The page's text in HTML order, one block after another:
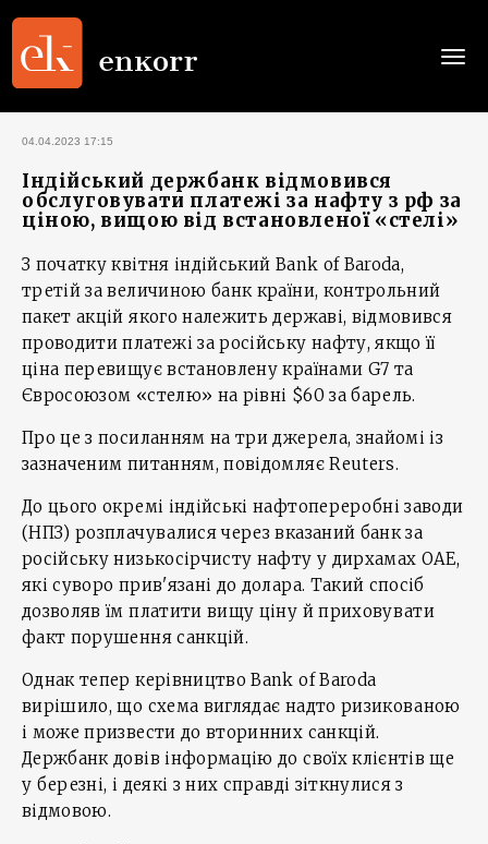
04.04.2023 17:15
Індійський держбанк відмовився
обслуговувати платежі за нафту з рф за
ціною, вищою від встановленої «стелі»
З початку квітня індійський Bank of Baroda,
третій за величиною банк країни, контрольний
пакет акцій якого належить державі, відмовився
проводити платежі за російську нафту, якщо її
ціна перевищує встановлену країнами G7 та
Євросоюзом «стелю» на рівні $60 за барель.
Про це з посиланням на три джерела, знайомі із
зазначеним питанням, повідомляє Reuters.
До цього окремі індійські нафтопереробні заводи
(НПЗ) розплачувалися через вказаний банк за
російську низькосірчисту нафту у дирхамах ОАЕ,
які суворо прив'язані до долара. Такий спосіб
дозволяв їм платити вищу ціну й приховувати
факт порушення санкцій.
Однак тепер керівництво Bank of Baroda
вирішило, що схема виглядає надто ризикованою
і може призвести до вторинних санкцій.
Держбанк довів інформацію до своїх клієнтів ще
у березні, і деякі з них справді зіткнулися з
відмовою.